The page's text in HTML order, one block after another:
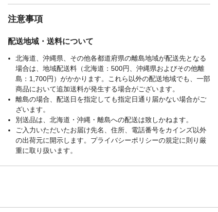
注意事項
配送地域・送料について
北海道、沖縄県、その他各都道府県の離島地域が配送先となる
場合は、地域配送料（北海道：500円、沖縄県およびその他離
島：1,700円）がかかります。これら以外の配送地域でも、一部
商品において追加送料が発生する場合がございます。
離島の場合、配送日を指定しても指定日通り届かない場合がご
ざいます。
別送品は、北海道・沖縄・離島への配送は致しかねます。
ご入力いただいたお届け先名、住所、電話番号をカインズ以外
の出荷元に開示します。プライバシーポリシーの規定に則り厳
重に取り扱います。